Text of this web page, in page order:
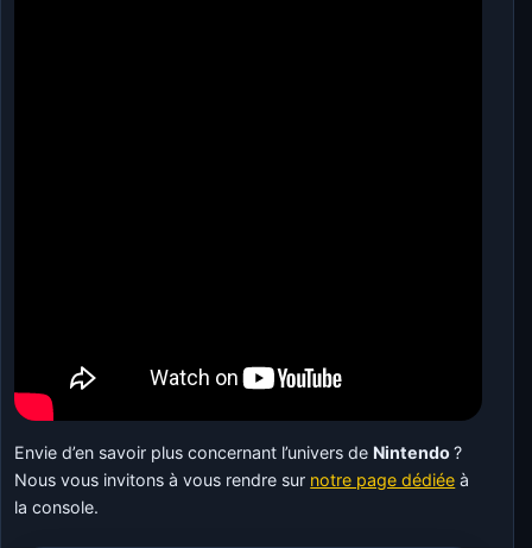
Envie d’en savoir plus concernant l’univers de Nintendo?
Nous vous invitons à vous rendre sur notre page dédiée à
la console.